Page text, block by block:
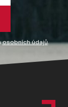
osobních údajů.